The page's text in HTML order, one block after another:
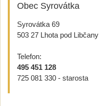
Obec Syrovátka
Syrovátka 69
503 27 Lhota pod Libčany
Telefon:
495 451 128
725 081 330 - starosta